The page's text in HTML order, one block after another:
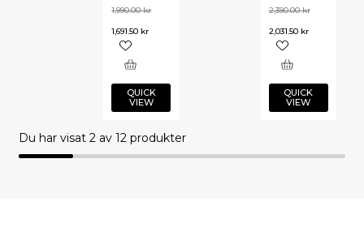
1,990.00kr
1,691.50 kr
QUICK
VIEW
2,390.00kr
2,031.50 kr
QUICK
VIEW
Du har visat 2av 12 produkter